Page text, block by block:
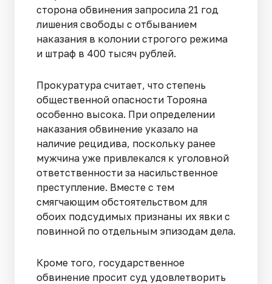
сторона обвинения запросила 21 год
лишения свободы с отбыванием
наказания в колонии строгого режима
и штраф в 400 тысяч рублей.
Прокуратура считает, что степень
общественной опасности Торояна
особенно высока. При определении
наказания обвинение указало на
наличие рецидива, поскольку ранее
мужчина уже привлекался к уголовной
ответственности за насильственное
преступление. Вместе с тем
смягчающим обстоятельством для
обоих подсудимых признаны их явки с
повинной по отдельным эпизодам дела.
Кроме того, государственное
обвинение просит суд удовлетворить